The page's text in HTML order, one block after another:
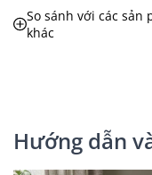
So sánh với các sản
khác
Hướng dẫn